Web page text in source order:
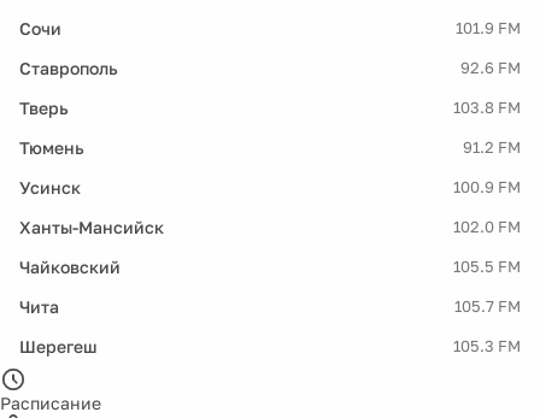
Сочи 101.9 FM
Ставрополь 92.6 FM
Тверь 103.8 FM
Тюмень 91.2 FM
Усинск 100.9 FM
Ханты-Мансийск 102.0 FM
Чайковский 105.5 FM
Чита 105.7 FM
Шерегеш 105.3 FM
Расписание